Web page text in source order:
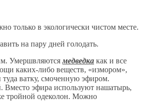
только в экологически чистом месте.
на пару дней голодать.
Умершвляютсямедведка как и все
каких-либо веществ, «измором»,
ватку, смоченную эфиром.
Вместо эфира используют нашатырь,
тройной одеколон. Можно